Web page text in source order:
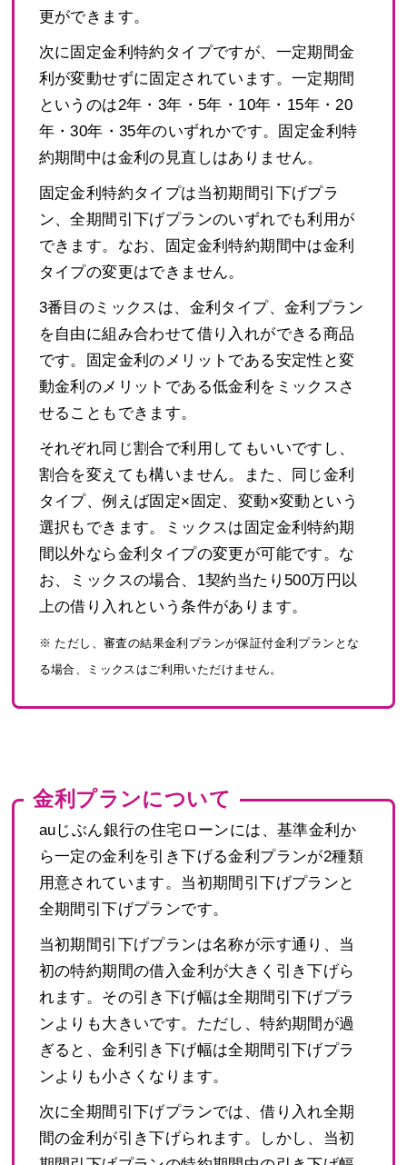
更ができます。
次に固定金利特約タイプですが、一定期間金
利が変動せずに固定されています。一定期間
というのは2年・3年・5年・10年・15年・20
年・30年・35年のいずれかです。固定金利特
約期間中は金利の見直しはありません。
固定金利特約タイプは当初期間引下げプラ
ン、全期間引下げプランのいずれでも利用が
できます。なお、固定金利特約期間中は金利
タイプの変更はできません。
3番目のミックスは、金利タイプ、金利プラン
を自由に組み合わせて借り入れができる商品
です。固定金利のメリットである安定性と変
動金利のメリットである低金利をミックスさ
せることもできます。
それぞれ同じ割合で利用してもいいですし、
割合を変えても構いません。また、同じ金利
タイプ、例えば固定×固定、変動×変動という
選択もできます。ミックスは固定金利特約期
間以外なら金利タイプの変更が可能です。な
お、ミックスの場合、1契約当たり500万円以
上の借り入れという条件があります。
※ ただし、審査の結果金利プランが保証付金利プランとな
る場合、ミックスはご利用いただけません。
金利プランについて
auじぶん銀行の住宅ローンには、基準金利か
ら一定の金利を引き下げる金利プランが2種類
用意されています。当初期間引下げプランと
全期間引下げプランです。
当初期間引下げプランは名称が示す通り、当
初の特約期間の借入金利が大きく引き下げら
れます。その引き下げ幅は全期間引下げプラ
ンよりも大きいです。ただし、特約期間が過
ぎると、金利引き下げ幅は全期間引下げプラ
ンよりも小さくなります。
次に全期間引下げプランでは、借り入れ全期
間の金利が引き下げられます。しかし、当初